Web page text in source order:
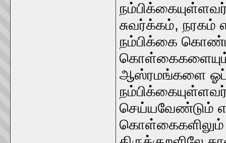
சுவர்க்கம்‌,
நம்பிக்கை
ஆஸ்ரமங்களை
செய்யவேண்டும்‌
கொள்கைகளிலும்‌